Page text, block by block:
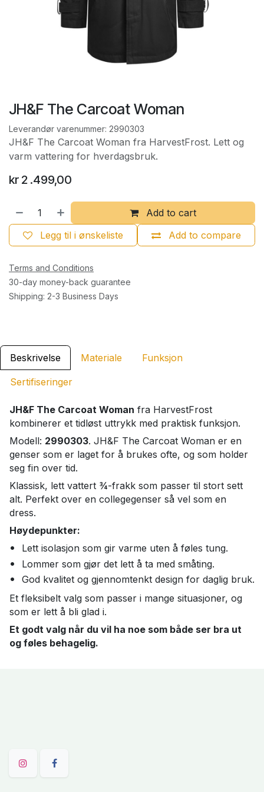
JH&F The Carcoat Woman
Leverandør varenummer: 2990303
JH&F The Carcoat Woman fra HarvestFrost. Lett og
varm vattering for hverdagsbruk.
kr 2 .499,00
Add to cart
Add to compare
Legg til i ønskeliste
Terms and Conditions
30-day money-back guarantee
Shipping: 2-3 Business Days
Beskrivelse Materiale Funksjon
Sertifiseringer
JH&F The Carcoat Woman fra HarvestFrost
kombinerer et tidløst uttrykk med praktisk funksjon.
Modell: 2990303. JH&F The Carcoat Woman er en
genser som er laget for å brukes ofte, og som holder
seg fin over tid.
Klassisk, lett vattert ¾-frakk som passer til stort sett
alt. Perfekt over en collegegenser så vel som en
dress.
Høydepunkter:
Lett isolasjon som gir varme uten å føles tung.
Lommer som gjør det lett å ta med småting.
God kvalitet og gjennomtenkt design for daglig bruk.
Et fleksibelt valg som passer i mange situasjoner, og
som er lett å bli glad i.
Et godt valg når du vil ha noe som både ser bra ut
og føles behagelig.